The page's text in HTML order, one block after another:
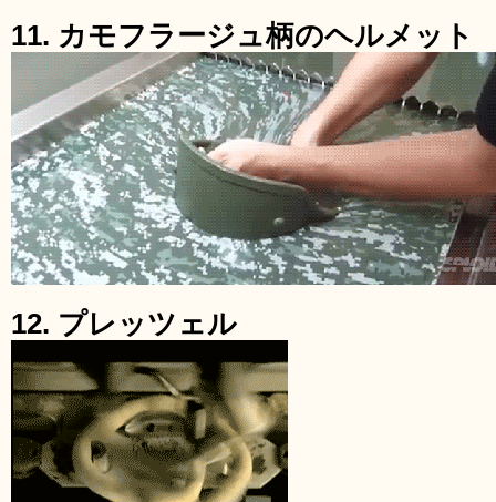
11. カモフラージュ柄のヘルメット
12. プレッツェル